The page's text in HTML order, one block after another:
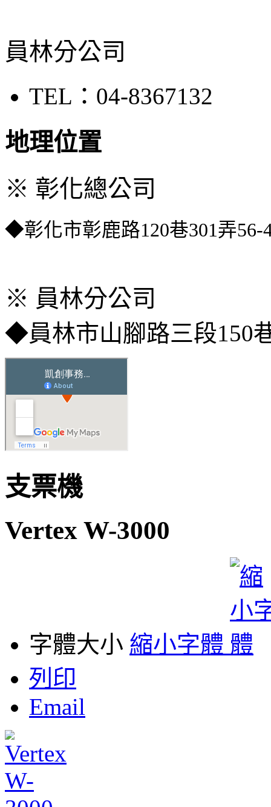
員林分公司
TEL：04-8367132
地理位置
※ 彰化總公司
◆彰化市彰鹿路120巷301弄56-
​※ 員林分公司
◆員林市山腳路三段150
支票機
Vertex W-3000
字體大小 縮小字體
列印
Email